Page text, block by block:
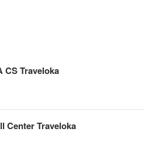
CS Traveloka
Center Traveloka